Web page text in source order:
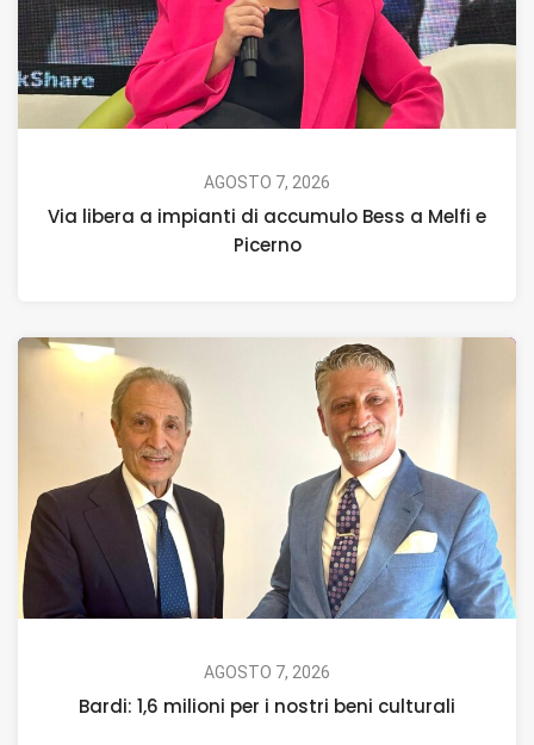
AGOSTO 7, 2026
Via libera a impianti di accumulo Bess a Melfi e
Picerno
AGOSTO 7, 2026
Bardi: 1,6 milioni per i nostri beni culturali